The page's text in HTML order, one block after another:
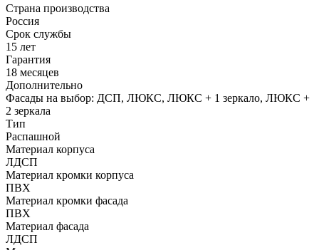
Страна производства
Россия
Срок службы
15 лет
Гарантия
18 месяцев
Дополнительно
Фасады на выбор: ДСП, ЛЮКС, ЛЮКС + 1 зеркало, ЛЮКС +
2 зеркала
Тип
Распашной
Материал корпуса
ЛДСП
Материал кромки корпуса
ПВХ
Материал кромки фасада
ПВХ
Материал фасада
ЛДСП